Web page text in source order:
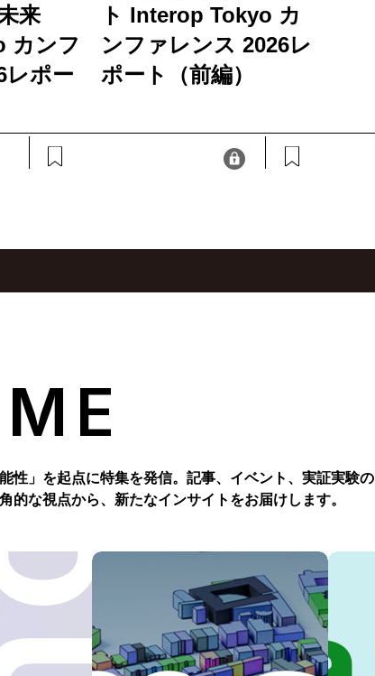
来
カンフ
レポー
ト Interop Tokyo カ
ンファレンス 2026レ
ポート（前編）
性」を起点に特集を発信。記事、イベント、実証実験の
的な視点から、新たなインサイトをお届けします。